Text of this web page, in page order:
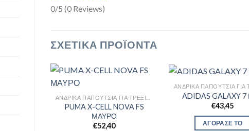
0/5 (0 Reviews)
ΣΧΕΤΙΚΆ ΠΡΟΪΌΝΤΑ
PUMA X-CELL NOVA FS
ΜΑΥΡΟ
€52,40
ADIDAS GALAXY 7
€43,45
ΑΓΟΡΑΣΕ ΤΟ